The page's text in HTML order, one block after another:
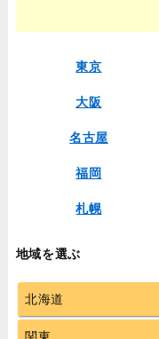
東京
大阪
名古屋
福岡
札幌
地域を選ぶ
北海道
関東